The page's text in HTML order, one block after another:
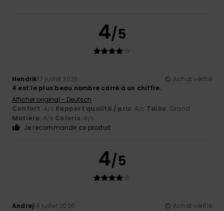
4/5
Hendrik17 juillet 2026
Achat vérifié
4 est le plus beau nombre carré à un chiffre.
Afficher original - Deutsch
Confort: 4/5 Rapport qualité / prix: 4/5 Taille: Grand
Matière: 4/5 Coloris: 4 /5
Je recommande ce produit
4/5
Andrej14 juillet 2026
Achat vérifié